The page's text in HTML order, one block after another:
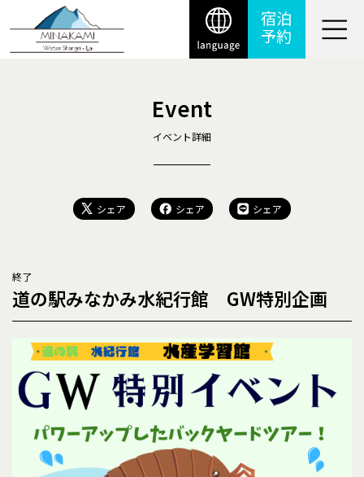
宿泊
予約
Event
イベント詳細
シェア シェア シェア
道の駅みなかみ水紀行館 GW特別企画
終了